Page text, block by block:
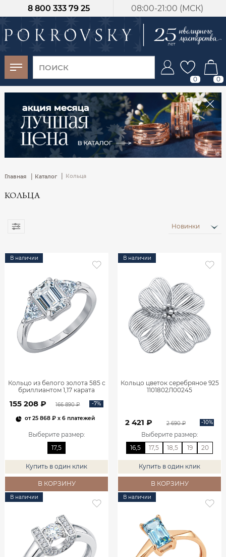
08:00-21:00 (МСК)
8 800 333 79 25
0 0
Главная | Каталог Кольца
КОЛЬЦА
Новинки
В наличии
Кольцо из белого золота 585 с
бриллиантом 1,17 карата
155 208 ₽ 166 890 ₽ -7%
от25 868 ₽x 6 платежей
Выберите размер:
17,5
Купить в один клик
В КОРЗИНУ
В наличии
Кольцо цветок серебряное 925
1101802Л00245
2 421 ₽ 2 690 ₽ -10%
Выберите размер:
16,5
17,5 18,5 19 20
Купить в один клик
В КОРЗИНУ
В наличии В наличии
-30%
от 15 дней с
момента оплаты